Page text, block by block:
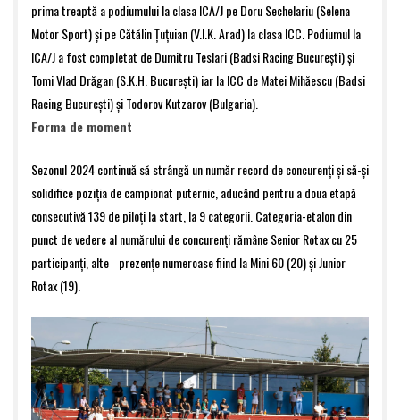
prima treaptă a podiumului la clasa ICA/J pe Doru Sechelariu (Selena
Motor Sport) și pe Cătălin Țuțuian (V.I.K. Arad) la clasa ICC. Podiumul la
ICA/J a fost completat de Dumitru Teslari (Badsi Racing București) și
Tomi Vlad Drăgan (S.K.H. București) iar la ICC de Matei Mihăescu (Badsi
Racing București) și Todorov Kutzarov (Bulgaria).
Forma de moment
Sezonul 2024 continuă să strângă un număr record de concurenți și să-și
solidifice poziția de campionat puternic, aducând pentru a doua etapă
consecutivă 139 de piloți la start, la 9 categorii. Categoria-etalon din
punct de vedere al numărului de concurenți rămâne Senior Rotax cu 25
participanți, alte prezențe numeroase fiind la Mini 60 (20) și Junior
Rotax (19).